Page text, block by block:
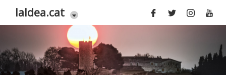
laldea.cat